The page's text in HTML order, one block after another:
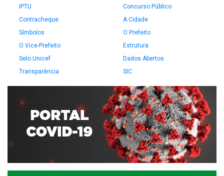
IPTU
Concurso Público
Contracheque
A Cidade
Símbolos
O Prefeito
O Vice-Prefeito
Estrutura
Selo Unicef
Dados Abertos
Transparência
SIC